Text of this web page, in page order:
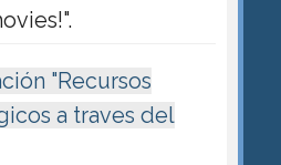
"Recursos
a traves del